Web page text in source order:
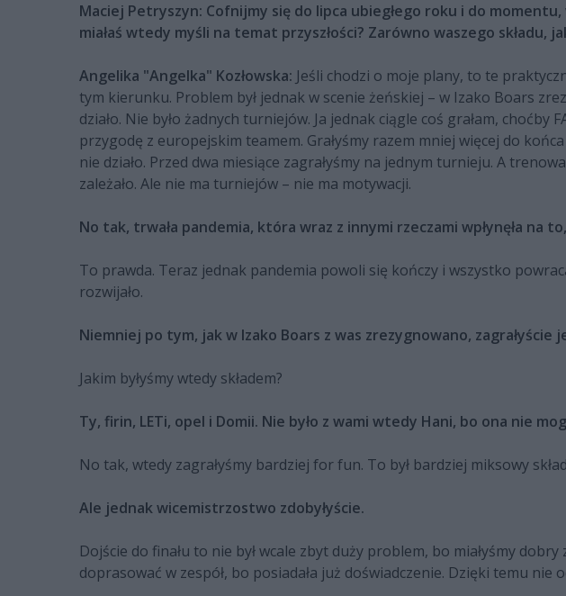
Maciej Petryszyn: Cofnijmy się do lipca ubiegłego roku i do
miałaś wtedy myśli na temat przyszłości? Zarówno waszego składu,
Angelika "Angelka" Kozłowska: Jeśli chodzi o moje plany, to te
tym kierunku. Problem był jednak w scenie żeńskiej – w Izako Boars
działo. Nie było żadnych turniejów. Ja jednak ciągle coś grałam,
przygodę z europejskim teamem. Grałyśmy razem mniej więcej do
nie działo. Przed dwa miesiące zagrałyśmy na jednym turnieju. A
zależało. Ale nie ma turniejów – nie ma motywacji.
No tak, trwała pandemia, która wraz z innymi rzeczami wpłynęła na
To prawda. Teraz jednak pandemia powoli się kończy i wszystko
rozwijało.
Niemniej po tym, jak w Izako Boars z was zrezygnowano, zagrałyście
Jakim byłyśmy wtedy składem?
Ty, firin, LETi, opel i Domii. Nie było z wami wtedy Hani, bo ona nie
No tak, wtedy zagrałyśmy bardziej for fun. To był bardziej miksowy
Ale jednak wicemistrzostwo zdobyłyście.
Dojście do finału to nie był wcale zbyt duży problem, bo miałyśmy dobry
doprasować w zespół, bo posiadała już doświadczenie. Dzięki temu nie